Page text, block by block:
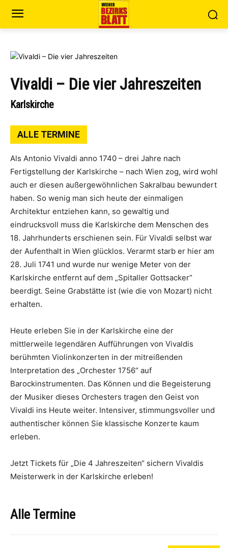
Vivaldi – Die vier Jahreszeiten
Karlskirche
ALLE TERMINE
Als Antonio Vivaldi anno 1740 – drei Jahre nach
Fertigstellung der Karlskirche – nach Wien zog, wird wohl
auch er diesen außergewöhnlichen Sakralbau bewundert
haben. So wenig man sich heute der einmaligen
Architektur entziehen kann, so gewaltig und
eindrucksvoll muss die Karlskirche dem Menschen des
18. Jahrhunderts erschienen sein. Für Vivaldi selbst war
der Aufenthalt in Wien glücklos. Verarmt starb er hier am
28. Juli 1741 und wurde nur wenige Meter von der
Karlskirche entfernt auf dem „Spitaller Gottsacker“
beerdigt. Seine Grabstätte ist (wie die von Mozart) nicht
erhalten.
Heute erleben Sie in der Karlskirche eine der
mittlerweile legendären Aufführungen von Vivaldis
berühmten Violinkonzerten in der mitreißenden
Interpretation des „Orchester 1756“ auf
Barockinstrumenten. Das Können und die Begeisterung
der Musiker dieses Orchesters tragen den Geist von
Vivaldi ins Heute weiter. Intensiver, stimmungsvoller und
authentischer können Sie klassische Konzerte kaum
erleben.
Jetzt Tickets für „Die 4 Jahreszeiten“ sichern Vivaldis
Meisterwerk in der Karlskirche erleben!
Alle Termine